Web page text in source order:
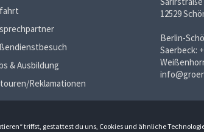
triffst, gestattest du uns, Cookies und ähnliche
& Ausbildung
Reklamationen
12529
Berlin-
Saerbeck: